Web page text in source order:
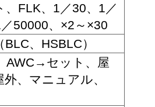
、FLK、1／30、1／
50000、×2～×30
、HSBLC）
AWC→セット、屋
外、マニュアル、